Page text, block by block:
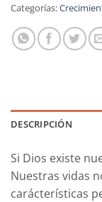
Categorías:
DESCRIPCIÓN
Si Dios existe
Nuestras vidas
carácterísticas